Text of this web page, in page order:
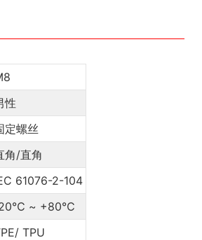
性
定螺丝
角/直角
61076-2-104
~ +80℃
TPU